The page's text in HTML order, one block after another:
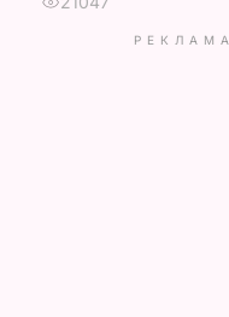
РЕКЛАМА